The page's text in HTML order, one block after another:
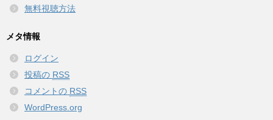
無料視聴方法
メタ情報
ログイン
投稿の RSS
コメントの RSS
WordPress.org